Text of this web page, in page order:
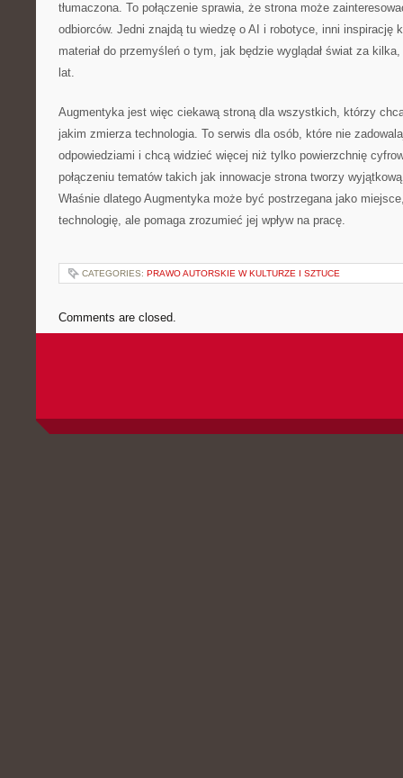
tłumaczona. To połączenie sprawia, że strona może
odbiorców. Jedni znajdą tu wiedzę o AI i robotyce, inni inspirację
materiał do przemyśleń o tym, jak będzie wyglądał świat za
lat.
Augmentyka jest więc ciekawą stroną dla wszystkich, którzy
jakim zmierza technologia. To serwis dla osób, które nie
odpowiedziami i chcą widzieć więcej niż tylko powierzchnię
połączeniu tematów takich jak innowacje strona tworzy
Właśnie dlatego Augmentyka może być postrzegana jako
technologię, ale pomaga zrozumieć jej wpływ na pracę.
CATEGORIES: PRAWO AUTORSKIE W KULTURZE I SZTUCE
Comments are closed.